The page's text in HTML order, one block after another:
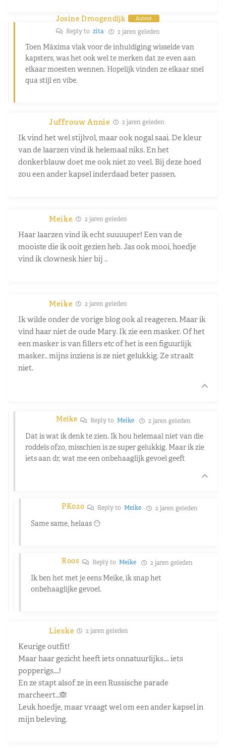
Josine Droogendijk Auteur
Reply to zita 2 jaren geleden
Toen Máxima vlak voor de inhuldiging wisselde van
kapsters, was het ook wel te merken dat ze even aan
elkaar moesten wennen. Hopelijk vinden ze elkaar snel
qua stijl en vibe.
Juffrouw Annie 2 jaren geleden
Ik vind het wel stijlvol, maar ook nogal saai. De kleur
van de laarzen vind ik helemaal niks. En het
donkerblauw doet me ook niet zo veel. Bij deze hoed
zou een ander kapsel inderdaad beter passen.
Meike 2 jaren geleden
Haar laarzen vind ik echt suuuuper! Een van de
mooiste die ik ooit gezien heb. Jas ook mooi, hoedje
vind ik clownesk hier bij ..
Meike 2 jaren geleden
Ik wilde onder de vorige blog ook al reageren. Maar ik
vind haar niet de oude Mary. Ik zie een masker. Of het
een masker is van fillers etc of het is een figuurlijk
masker.. mijns inziens is ze niet gelukkig. Ze straalt
niet.
Meike Reply to Meike 2 jaren geleden
Dat is wat ik denk te zien. Ik hou helemaal niet van die
roddels ofzo, misschien is ze super gelukkig. Maar ik zie
iets aan dr, wat me een onbehaaglijk gevoel geeft
PK020 Reply to Meike 2 jaren geleden
Same same, helaas 😶
Roos Reply to Meike 2 jaren geleden
Ik ben het met je eens Meike, ik snap het
onbehaaglijke gevoel.
Lieske 2 jaren geleden
Keurige outfit!
Maar haar gezicht heeft iets onnatuurlijks…. iets
popperigs….!
En ze stapt alsof ze in een Russische parade
marcheert…🙈
Leuk hoedje, maar vraagt wel om een ander kapsel in
mijn beleving.